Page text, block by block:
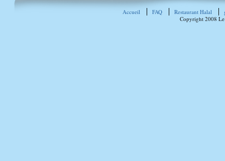
Accueil FAQ Restaurant Halal
Copyright 2008